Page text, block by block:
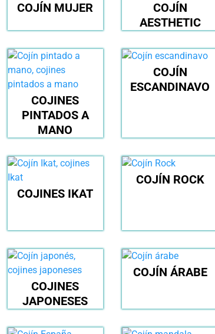
COJÍN MUJER
COJÍN
AESTHETIC
COJINES
PINTADOS A
MANO
COJÍN
ESCANDINAVO
COJINES IKAT
COJÍN ROCK
COJINES
JAPONESES
COJÍN ÁRABE